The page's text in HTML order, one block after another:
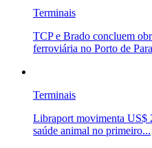
Terminais
TCP e Brado concluem
ferroviária no Porto de
Terminais
Libraport movimenta US$
saúde animal no primeiro...